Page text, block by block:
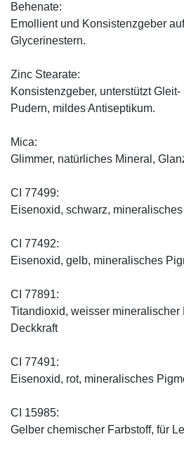
Behenate:
Emollient und Konsistenzgeber
Glycerinestern.
Zinc Stearate:
Konsistenzgeber, unterstützt
Pudern, mildes Antiseptikum.
Mica:
Glimmer, natürliches Mineral,
CI 77499:
Eisenoxid, schwarz,
CI 77492:
Eisenoxid, gelb, mineralisches
CI 77891:
Titandioxid, weisser mineralischer
Deckkraft
CI 77491:
Eisenoxid, rot, mineralisches
CI 15985:
Gelber chemischer Farbstoff, für